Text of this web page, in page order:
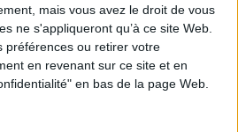
mais vous avez le droit de vous
ne s'appliqueront qu’à ce site Web.
préférences ou retirer votre
en revenant sur ce site et en
en bas de la page Web.